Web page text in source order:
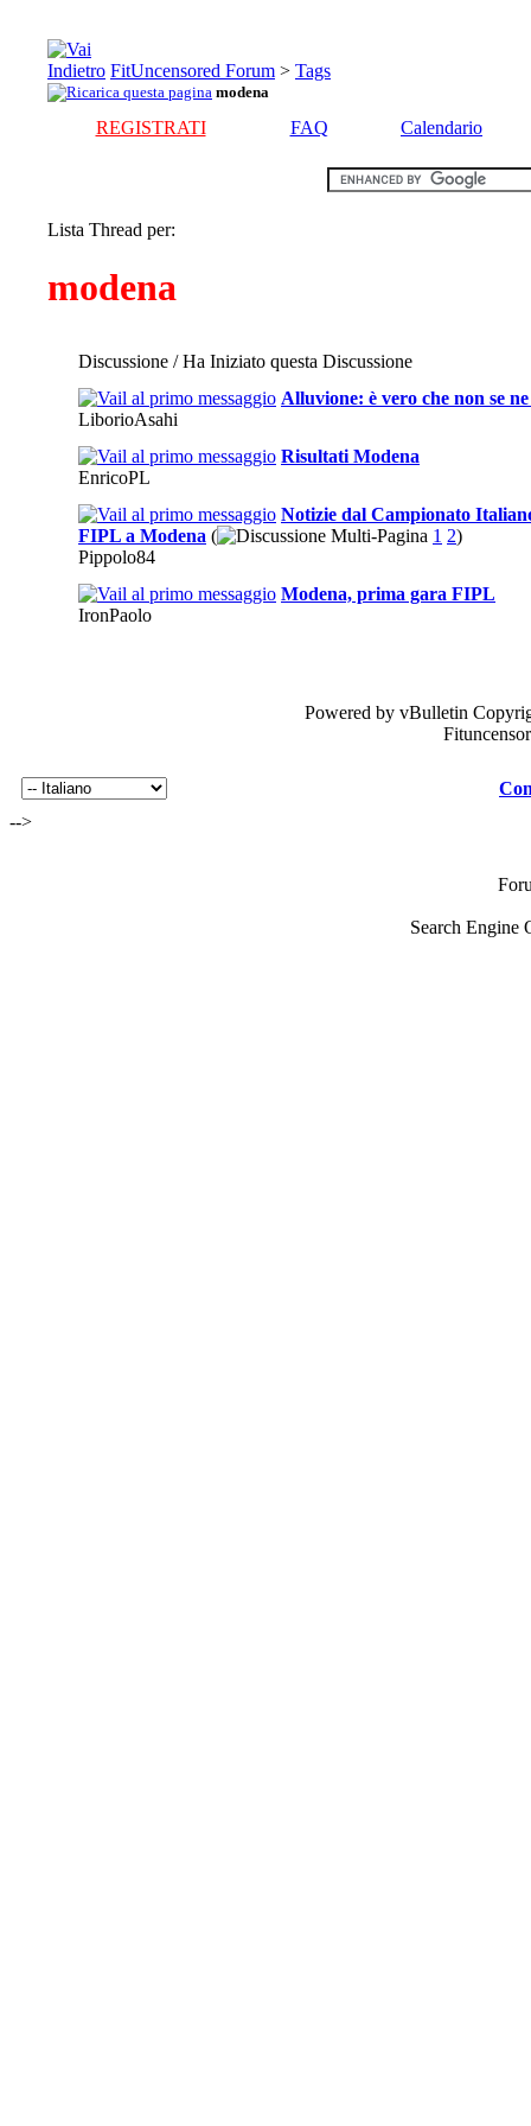
FitUncensored Forum > Tags
modena
REGISTRATI FAQ Calendario
Lista Thread per:
modena
Discussione / Ha Iniziato questa Discussione
Alluvione: è vero che non se
LiborioAsahi
Risultati Modena
EnricoPL
Notizie dal Campionato
FIPL a Modena ( 1 2)
Pippolo84
Modena, prima gara FIPL
IronPaolo
Powered by vBulletin
-->
Search Engine